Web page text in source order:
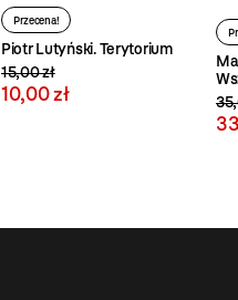
Przecena!
Piotr Lutyński. Terytorium
15,00 zł
10,00 zł